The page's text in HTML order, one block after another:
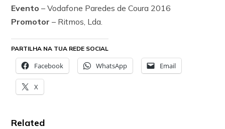
Evento– Vodafone Paredes de Coura 2016
Promotor– Ritmos, Lda.
PARTILHA NA TUA REDE SOCIAL
Facebook WhatsApp Email
X
Related